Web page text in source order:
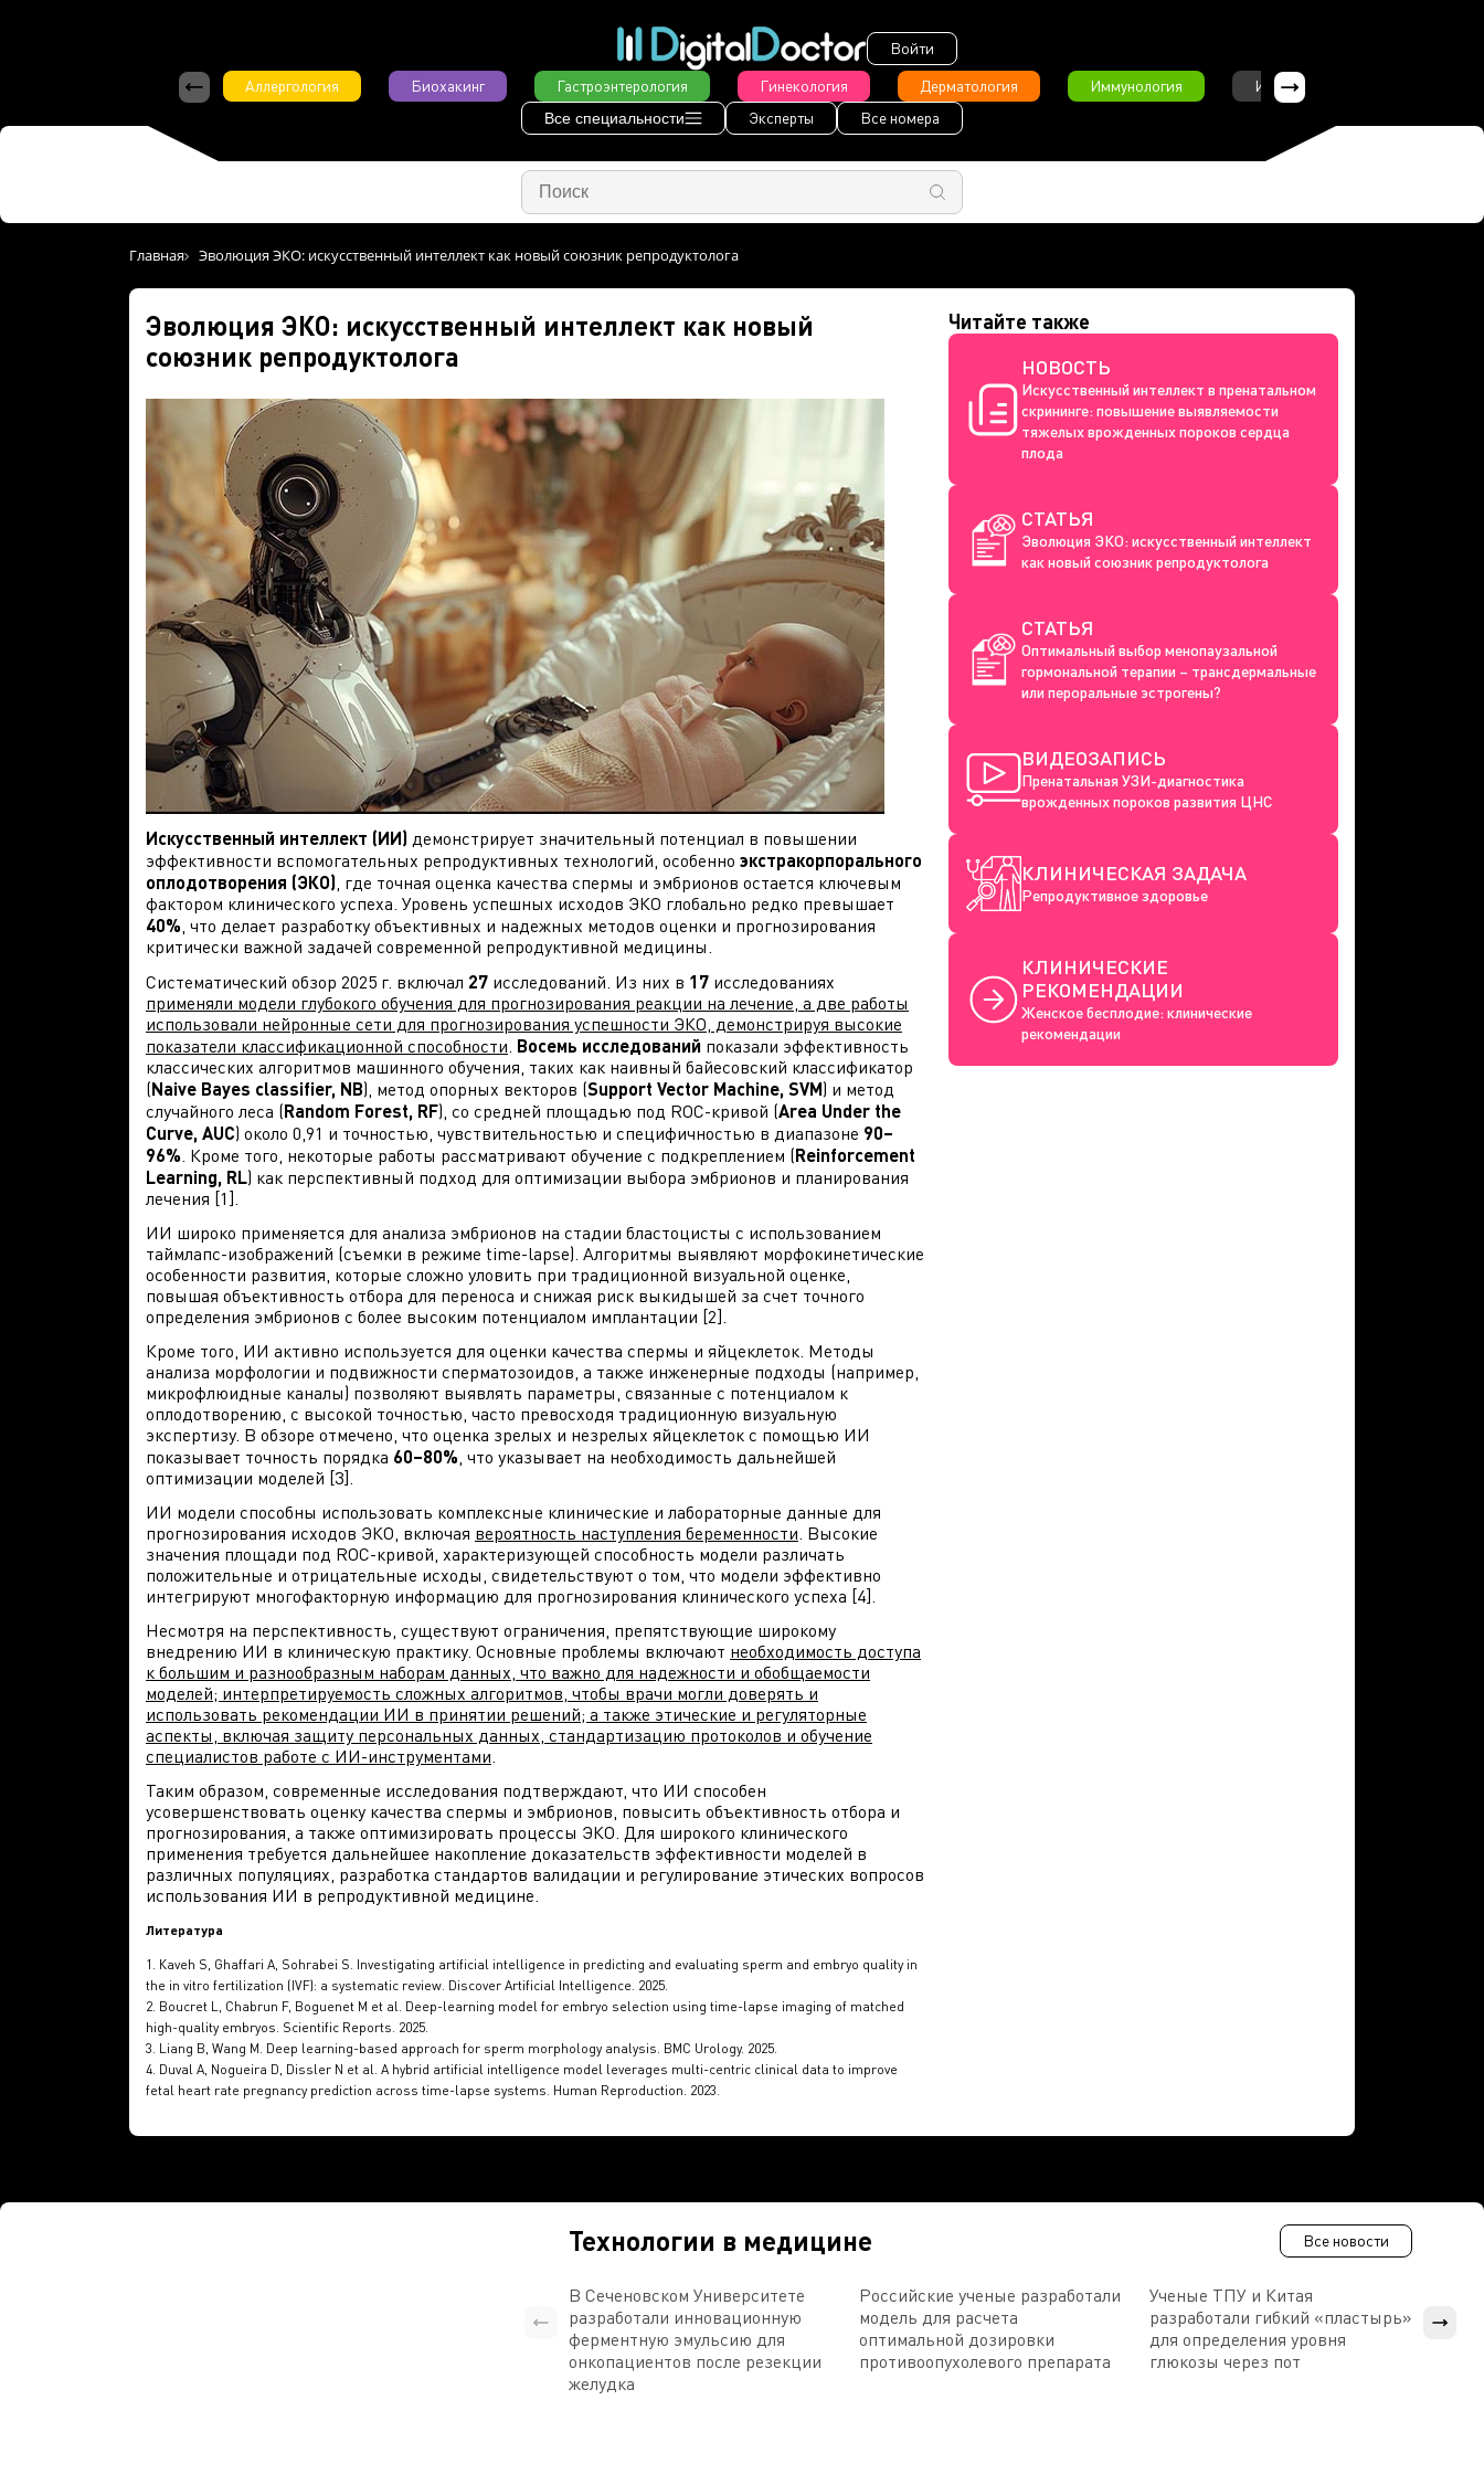
Войти
Аллергология
Биохакинг Гастроэнтерология Гинекология Дерматология Иммунология Интервью
Все специальности Эксперты Все номера
Главная Эволюция ЭКО: искусственный интеллект как новый союзник репродуктолога
Эволюция ЭКО: искусственный интеллект как новый
союзник репродуктолога
Искусственный интеллект (ИИ) демонстрирует значительный потенциал в повышении
эффективности вспомогательных репродуктивных технологий, особенно экстракорпорального
оплодотворения (ЭКО), где точная оценка качества спермы и эмбрионов остается ключевым
фактором клинического успеха. Уровень успешных исходов ЭКО глобально редко превышает
40%, что делает разработку объективных и надежных методов оценки и прогнозирования
критически важной задачей современной репродуктивной медицины.
Систематический обзор 2025 г. включал 27 исследований. Из них в 17 исследованиях
применяли модели глубокого обучения для прогнозирования реакции на лечение, а две работы
использовали нейронные сети для прогнозирования успешности ЭКО, демонстрируя высокие
показатели классификационной способности. Восемь исследований показали эффективность
классических алгоритмов машинного обучения, таких как наивный байесовский классификатор
(Naive Bayes classifier, NB), метод опорных векторов (Support Vector Machine, SVM) и метод
случайного леса (Random Forest, RF), со средней площадью под ROC-кривой (Area Under the
Curve, AUC) около 0,91 и точностью, чувствительностью и специфичностью в диапазоне 90–
96%. Кроме того, некоторые работы рассматривают обучение с подкреплением (Reinforcement
Learning, RL) как перспективный подход для оптимизации выбора эмбрионов и планирования
лечения [1].
ИИ широко применяется для анализа эмбрионов на стадии бластоцисты с использованием
таймлапс-изображений (съемки в режиме time-lapse). Алгоритмы выявляют морфокинетические
особенности развития, которые сложно уловить при традиционной визуальной оценке,
повышая объективность отбора для переноса и снижая риск выкидышей за счет точного
определения эмбрионов с более высоким потенциалом имплантации [2].
Кроме того, ИИ активно используется для оценки качества спермы и яйцеклеток. Методы
анализа морфологии и подвижности сперматозоидов, а также инженерные подходы (например,
микрофлюидные каналы) позволяют выявлять параметры, связанные с потенциалом к
оплодотворению, с высокой точностью, часто превосходя традиционную визуальную
экспертизу. В обзоре отмечено, что оценка зрелых и незрелых яйцеклеток с помощью ИИ
показывает точность порядка 60–80%, что указывает на необходимость дальнейшей
оптимизации моделей [3].
ИИ модели способны использовать комплексные клинические и лабораторные данные для
прогнозирования исходов ЭКО, включая вероятность наступления беременности. Высокие
значения площади под ROC-кривой, характеризующей способность модели различать
положительные и отрицательные исходы, свидетельствуют о том, что модели эффективно
интегрируют многофакторную информацию для прогнозирования клинического успеха [4].
Несмотря на перспективность, существуют ограничения, препятствующие широкому
внедрению ИИ в клиническую практику. Основные проблемы включают необходимость доступа
к большим и разнообразным наборам данных, что важно для надежности и обобщаемости
моделей; интерпретируемость сложных алгоритмов, чтобы врачи могли доверять и
использовать рекомендации ИИ в принятии решений; а также этические и регуляторные
аспекты, включая защиту персональных данных, стандартизацию протоколов и обучение
специалистов работе с ИИ-инструментами.
Таким образом, современные исследования подтверждают, что ИИ способен
усовершенствовать оценку качества спермы и эмбрионов, повысить объективность отбора и
прогнозирования, а также оптимизировать процессы ЭКО. Для широкого клинического
применения требуется дальнейшее накопление доказательств эффективности моделей в
различных популяциях, разработка стандартов валидации и регулирование этических вопросов
использования ИИ в репродуктивной медицине.
Литература
1. Кaveh S, Ghaffari A, Sohrabei S. Investigating artificial intelligence in predicting and evaluating sperm and embryo quality in
the in vitro fertilization (IVF): a systematic review. Discover Artificial Intelligence. 2025.
2. Boucret L, Chabrun F, Boguenet M et al. Deep-learning model for embryo selection using time-lapse imaging of matched
high-quality embryos. Scientific Reports. 2025.
3. Liang B, Wang M. Deep learning-based approach for sperm morphology analysis. BMC Urology. 2025.
4. Duval A, Nogueira D, Dissler N et al. A hybrid artificial intelligence model leverages multi-centric clinical data to improve
fetal heart rate pregnancy prediction across time-lapse systems. Human Reproduction. 2023.
Читайте также
НОВОСТЬ
Искусственный интеллект в пренатальном
скрининге: повышение выявляемости
тяжелых врожденных пороков сердца
плода
СТАТЬЯ
Эволюция ЭКО: искусственный интеллект
как новый союзник репродуктолога
СТАТЬЯ
Оптимальный выбор менопаузальной
гормональной терапии – трансдермальные
или пероральные эстрогены?
ВИДЕОЗАПИСЬ
Пренатальная УЗИ-диагностика
врожденных пороков развития ЦНС
КЛИНИЧЕСКАЯ ЗАДАЧА
Репродуктивное здоровье
КЛИНИЧЕСКИЕ
РЕКОМЕНДАЦИИ
Женское бесплодие: клинические
рекомендации
Технологии в медицине Все новости
В Сеченовском Университете
разработали инновационную
ферментную эмульсию для
онкопациентов после резекции
желудка
Российские ученые разработали
модель для расчета
оптимальной дозировки
противоопухолевого препарата
Ученые ТПУ и Китая
разработали гибкий «пластырь»
для определения уровня
глюкозы через пот